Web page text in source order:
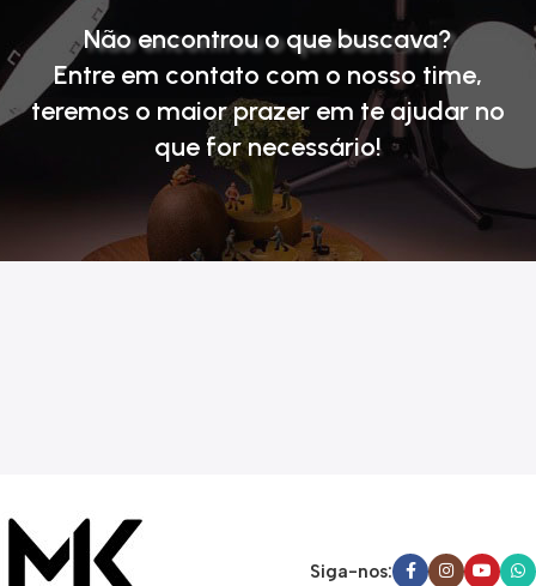
Não encontrou o que buscava?
Entre em contato com o nosso time,
teremos o maior prazer em te ajudar no
que for necessário!
Siga-nos: